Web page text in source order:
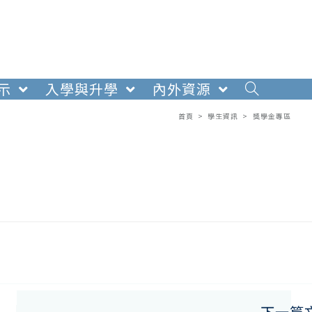
入學與升學 內外資源
首頁 > 學生資訊 > 獎學金專區